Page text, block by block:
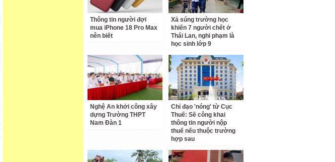
Thông tin người đợi
mua iPhone 18 Pro Max
nên biết
Xả súng trường học
khiến 7 người chết ở
Thái Lan, nghi phạm là
học sinh lớp 9
Nghệ An khởi công xây
dựng Trường THPT
Nam Đàn 1
Chỉ đạo 'nóng' từ Cục
Thuế: Sẽ công khai
thông tin người nộp
thuế nếu thuộc trường
hợp sau